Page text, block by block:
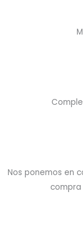
Nos ponemos en